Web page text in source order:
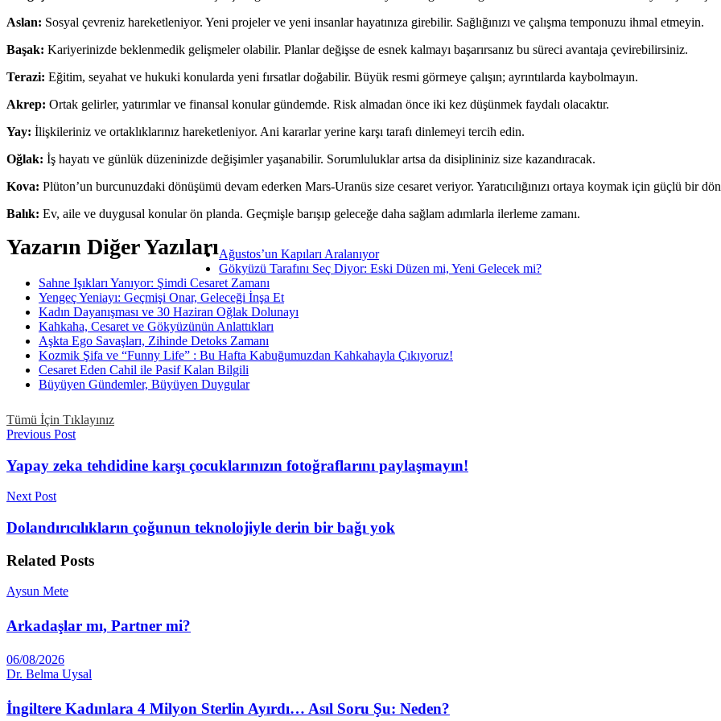
Aslan: Sosyal çevreniz hareketleniyor. Yeni projeler ve yeni insanlar hayatınıza girebilir. Sağlığınızı ve çalışma temponuzu ihmal etmeyin.
Başak: Kariyerinizde beklenmedik gelişmeler olabilir. Planlar değişse de esnek kalmayı başarırsanız bu süreci avantaja çevirebilirsiniz.
Terazi: Eğitim, seyahat ve hukuki konularda yeni fırsatlar doğabilir. Büyük resmi görmeye çalışın; ayrıntılarda kaybolmayın.
Akrep: Ortak gelirler, yatırımlar ve finansal konular gündemde. Risk almadan önce iki kez düşünmek faydalı olacaktır.
Yay: İlişkileriniz ve ortaklıklarınız hareketleniyor. Ani kararlar yerine karşı tarafı dinlemeyi tercih edin.
Oğlak: İş hayatı ve günlük düzeninizde değişimler yaşanabilir. Sorumluluklar artsa da disiplininiz size kazandıracak.
Kova: Plüton’un burcunuzdaki dönüşümü devam ederken Mars-Uranüs size cesaret veriyor. Yaratıcılığınızı ortaya koymak için güçlü bir
Balık: Ev, aile ve duygusal konular ön planda. Geçmişle barışıp geleceğe daha sağlam adımlarla ilerleme zamanı.
Yazarın Diğer YazılarıAğustos’un Kapıları Aralanıyor
Gökyüzü Tarafını Seç Diyor: Eski Düzen mi, Yeni Gelecek mi?
Sahne Işıkları Yanıyor: Şimdi Cesaret Zamanı
Yengeç Yeniayı: Geçmişi Onar, Geleceği İnşa Et
Kadın Dayanışması ve 30 Haziran Oğlak Dolunayı
Kahkaha, Cesaret ve Gökyüzünün Anlattıkları
Aşkta Ego Savaşları, Zihinde Detoks Zamanı
Kozmik Şifa ve “Funny Life” : Bu Hafta Kabuğumuzdan Kahkahayla Çıkıyoruz!
Cesaret Eden Cahil ile Pasif Kalan Bilgili
Büyüyen Gündemler, Büyüyen Duygular
Tümü İçin Tıklayınız
Previous Post
Yapay zeka tehdidine karşı çocuklarınızın fotoğraflarını paylaşmayın!
Next Post
Dolandırıcılıkların çoğunun teknolojiyle derin bir bağı yok
Related Posts
Aysun Mete
Arkadaşlar mı, Partner mi?
06/08/2026
Dr. Belma Uysal
İngiltere Kadınlara 4 Milyon Sterlin Ayırdı… Asıl Soru Şu: Neden?